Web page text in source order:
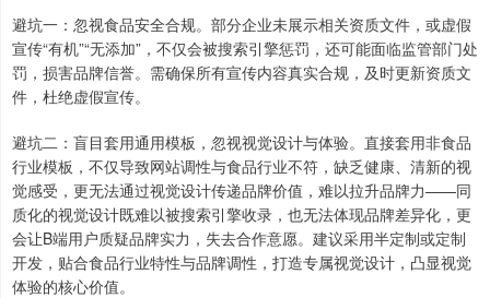
避坑一：忽视食品安全合规。部分企业未展示相关资质文件，或虚假
宣传“有机”“无添加”，不仅会被搜索引擎惩罚，还可能面临监管部门处
罚，损害品牌信誉。需确保所有宣传内容真实合规，及时更新资质文
件，杜绝虚假宣传。
避坑二：盲目套用通用模板，忽视视觉设计与体验。直接套用非食品
行业模板，不仅导致网站调性与食品行业不符，缺乏健康、清新的视
觉感受，更无法通过视觉设计传递品牌价值，难以拉升品牌力——同
质化的视觉设计既难以被搜索引擎收录，也无法体现品牌差异化，更
会让B端用户质疑品牌实力，失去合作意愿。建议采用半定制或定制
开发，贴合食品行业特性与品牌调性，打造专属视觉设计，凸显视觉
体验的核心价值。